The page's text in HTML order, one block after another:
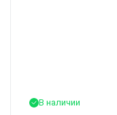
В наличии